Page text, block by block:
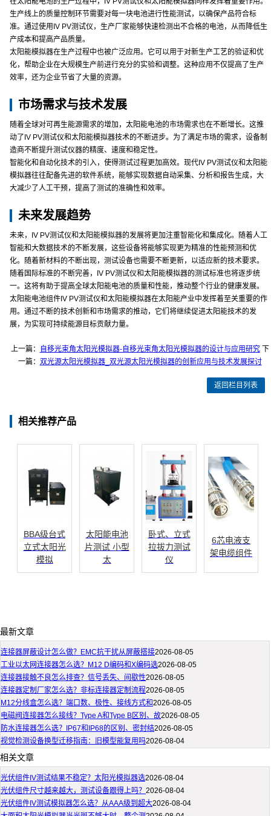
生产线上的质量控制环节需要对每一块电池进行性能测试，以确保产品符合标
准。通过使用IV PV测试仪，生产厂家能够快速检测出不合格的电池，从而降低生
产成本和提高产品质量。
太阳能模拟器在生产过程中也被广泛应用。它可以用于对新生产工艺的验证和优
化，帮助企业在大规模生产前进行充分的实验和调整。这种应用不仅提高了生产
效率，还为企业节省了大量的资源。
市场需求与技术发展
随着全球对可再生能源需求的增加，太阳能电池的市场需求也在不断增长。这推
动了IV PV测试仪和太阳能模拟器技术的不断进步。为了满足市场的需求，设备制
造商不断提升测试仪器的精度、速度和稳定性。
智能化和自动化技术的引入，使得测试过程更加高效。现代IV PV测试仪和太阳能
模拟器往往配备先进的软件系统，能够实现数据自动采集、分析和报告生成，大
大减少了人工干预，提高了测试的准确性和效率。
未来发展趋势
未来，IV PV测试仪和太阳能模拟器的发展将更加注重智能化和集成化。随着人工
智能和大数据技术的不断发展，这些设备将能够实现更为精准的性能预测和优
化。随着新材料的不断出现，测试设备也需要不断更新，以适应新的技术要求。
随着国际标准的不断完善，IV PV测试仪和太阳能模拟器的测试标准也将逐步统
一。这将有助于提高全球太阳能电池的质量和性能，推动整个行业的健康发展。
太阳能电池组件IV PV测试仪和太阳能模拟器在太阳能产业中发挥着至关重要的作
用。通过不断的技术创新和市场需求的推动，它们将继续促进太阳能技术的发
展，为实现可持续能源目标贡献力量。
上一篇： 自移光束角太阳光模拟器-自移光束角太阳光模拟器的设计与应用研究下
一篇： 双光源太阳光模拟器_双光源太阳光模拟器的创新应用与技术发展探讨
返回栏目列表
相关推荐产品
BBA级台式
立式太阳光
模拟
太阳能电池
片测试 小型
太
卧式、立式
拉拔力测试
仪
6芯电液支
架电缆组件
最新文章
连接器屏蔽设计怎么做？EMC抗干扰从屏蔽搭接2026-08-05
工业以太网连接器怎么选？M12 D编码和X编码选2026-08-05
连接器接触不良怎么排查？信号丢失、间歇性2026-08-05
连接器定制厂家怎么选？非标连接器定制流程2026-08-05
M12分线盒怎么选？端口数、极性、接线方式和2026-08-05
电磁阀连接器怎么接线？Type A和Type B区别、故2026-08-05
防水连接器怎么选？IP67和IP68的区别、密封结2026-08-05
视觉检测设备换型迁移指南：旧模型能复用吗2026-08-04
相关文章
光伏组件IV测试结果不稳定？太阳光模拟器选2026-08-04
光伏组件尺寸越来越大，测试设备跟得上吗？ 2026-08-04
光伏组件IV测试模拟器怎么选？从AAA级到超大2026-08-04